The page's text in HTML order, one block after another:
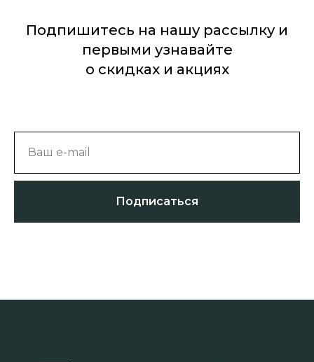
Подпишитесь на нашу рассылку и
первыми узнавайте
о скидках и акциях
Ваш e-mail
Подписаться